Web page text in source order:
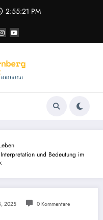
2:55:22 PM
Leben
und Bedeutung im
2025 0 Kommentare